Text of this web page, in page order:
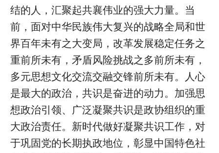
结的人，汇聚起共襄伟业的强大力量。当
前，面对中华民族伟大复兴的战略全局和世
界百年未有之大变局，改革发展稳定任务之
重前所未有，矛盾风险挑战之多前所未有，
多元思想文化交流交融交锋前所未有。人心
是最大的政治，共识是奋进的动力。加强思
想政治引领、广泛凝聚共识是政协组织的重
大政治责任。新时代做好凝聚共识工作，对
于巩固党的长期执政地位，彰显中国特色社